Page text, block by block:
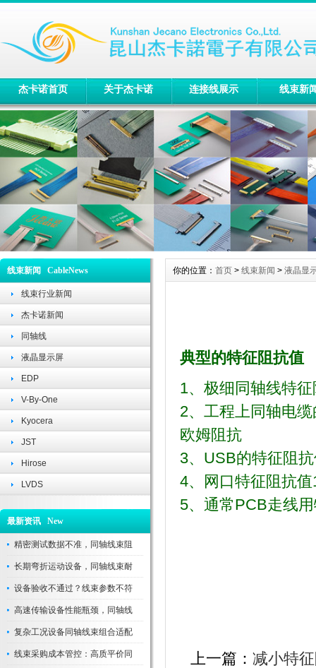
杰卡诺首页 关于杰卡诺 连接线展示 线束新
线束新闻 CableNews
线束行业新闻
杰卡诺新闻
同轴线
液晶显示屏
EDP
V-By-One
Kyocera
JST
Hirose
LVDS
最新资讯 New
精密测试数据不准，同轴线束阻
长期弯折运动设备，同轴线束耐
设备验收不通过？线束参数不符
高速传输设备性能瓶颈，同轴线
复杂工况设备同轴线束组合适配
线束采购成本管控：高质平价同
你的位置： 首页 > 线束新闻 > 液晶显
典型的特征阻抗值
1、极细同轴线特
2、工程上同轴电
欧姆阻抗
3、 USB的特征
4、网口特征阻抗
5、通常PCB走线
上一篇： 减小特